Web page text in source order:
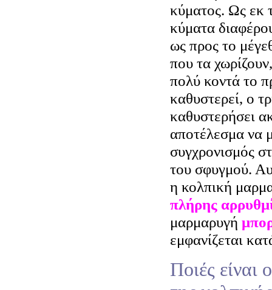
κύματος. Ως εκ
κύματα
ως προς το
που τα
πολύ κοντά το
καθυστερεί, ο
καθυστερήσει
αποτέλεσμα να
συγχρονισμός
του σφυγμού.
η κολπική
πλήρης
μαρμαρυγή
εμφανίζεται
Ποιές είναι